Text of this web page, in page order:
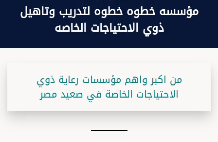
مؤسسه خطوه خطوه لتدريب وتاهيل
ذوي الاحتياجات الخاصه
من اكبر واهم مؤسسات رعاية ذوي
الاحتياجات الخاصة في صعيد مصر